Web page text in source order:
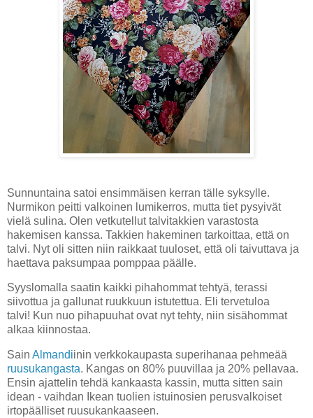
Sunnuntaina satoi ensimmäisen kerran tälle syksylle.
Nurmikon peitti valkoinen lumikerros, mutta tiet pysyivät
vielä sulina. Olen vetkutellut talvitakkien varastosta
hakemisen kanssa. Takkien hakeminen tarkoittaa, että on
talvi. Nyt oli sitten niin raikkaat tuuloset, että oli taivuttava ja
haettava paksumpaa pomppaa päälle.
Syyslomalla saatin kaikki pihahommat tehtyä, terassi
siivottua ja gallunat ruukkuun istutettua. Eli tervetuloa
talvi! Kun nuo pihapuuhat ovat nyt tehty, niin sisähommat
alkaa kiinnostaa.
Sain Almandiinin verkkokaupasta superihanaa pehmeää
ruusukangasta. Kangas on 80% puuvillaa ja 20% pellavaa.
Ensin ajattelin tehdä kankaasta kassin, mutta sitten sain
idean - vaihdan Ikean tuolien istuinosien perusvalkoiset
irtopäälliset ruusukankaaseen.